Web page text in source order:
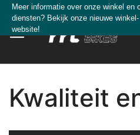
Ga
direct
door
de
Kwaliteit
Meer informatie over onze winkel en
diensten? Bekijk onze nieuwe winkel-
website!